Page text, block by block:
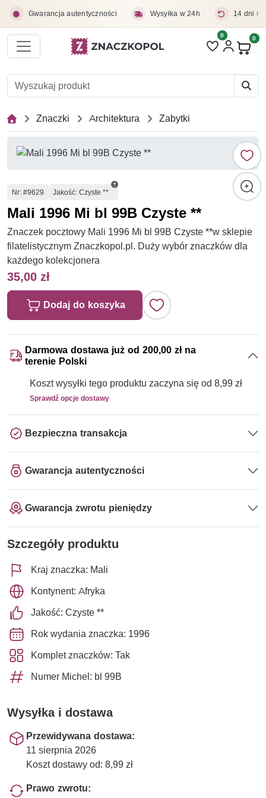
Gwarancja autentyczności Wysyłka w 24h 14 dni
Liczba pozycji
0 0
Znaczki Architektura Zabytki
Numer
Nr: #9629 Jakość: Czyste **
Mali 1996 Mi bl 99B Czyste **
Znaczek pocztowy Mali 1996 Mi bl 99B Czyste **w sklepie
filatelistycznym Znaczkopol.pl. Duży wybór znaczków dla
każdego kolekcjonera
35,00 zł
Dodaj do koszyka
Darmowa dostawa już od 200,00 zł na
terenie Polski
Koszt wysyłki tego produktu zaczyna się od 8,99 zł
Sprawdź opcje dostawy
Bezpieczna transakcja
Gwarancja autentyczności
Gwarancja zwrotu pieniędzy
Szczegóły produktu
Kraj znaczka: Mali
Kontynent: Afryka
Jakość: Czyste **
Rok wydania znaczka: 1996
Komplet znaczków: Tak
Numer Michel: bl 99B
Wysyłka i dostawa
Przewidywana dostawa:
11 sierpnia 2026
Koszt dostawy od: 8,99 zł
Prawo zwrotu: